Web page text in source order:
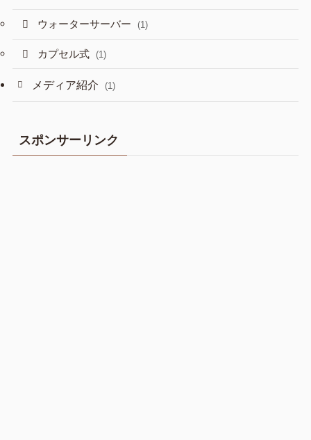
ウォーターサーバー (1)
カプセル式 (1)
メディア紹介 (1)
スポンサーリンク